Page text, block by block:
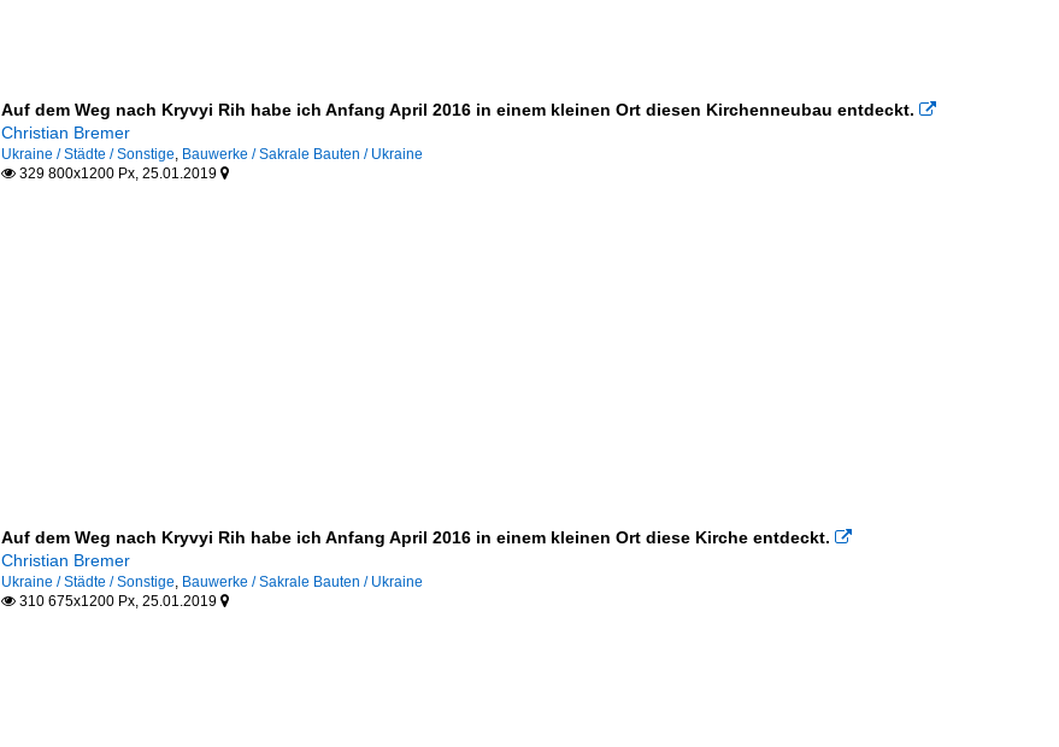
Auf dem Weg nach Kryvyi Rih habe ich Anfang April 2016 in einem kleinen Ort diesen Kirchenneubau entdeckt. 
Christian Bremer
Ukraine / Städte / Sonstige, Bauwerke / Sakrale Bauten / Ukraine
329 800x1200 Px, 25.01.2019 
Auf dem Weg nach Kryvyi Rih habe ich Anfang April 2016 in einem kleinen Ort diese Kirche entdeckt. 
Christian Bremer
Ukraine / Städte / Sonstige, Bauwerke / Sakrale Bauten / Ukraine
310 675x1200 Px, 25.01.2019 